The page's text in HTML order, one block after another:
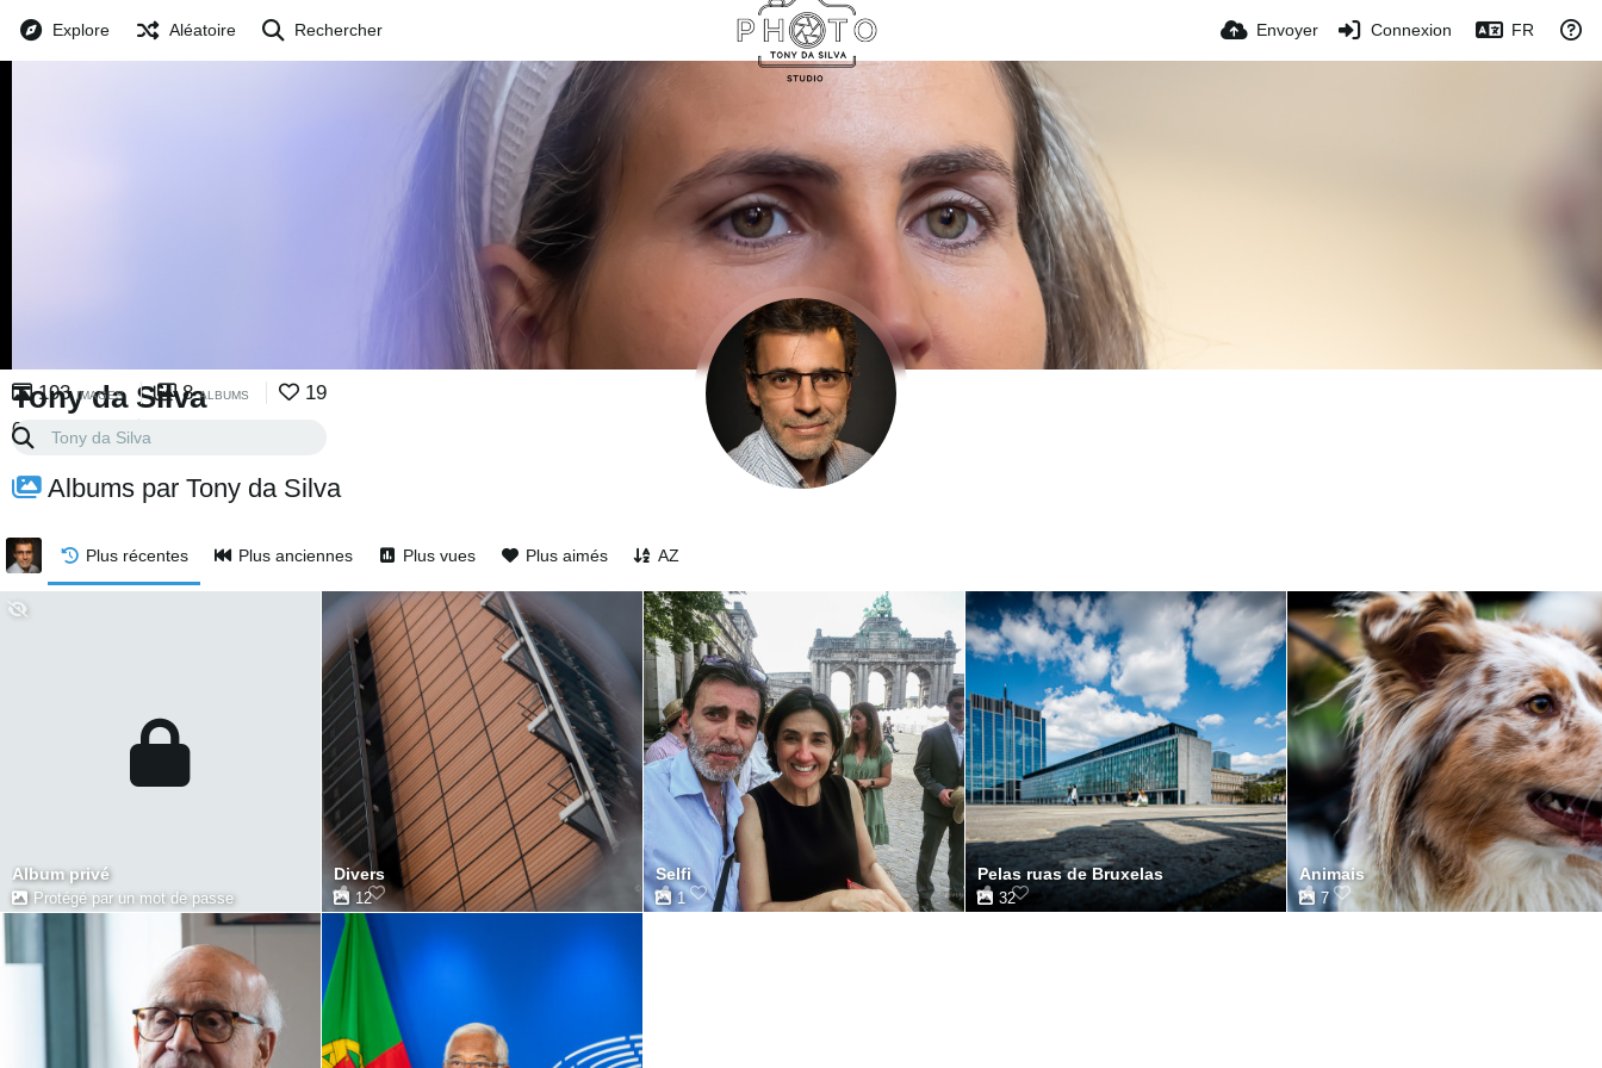
Explore Aléatoire Rechercher Envoyer Connexion FR
Tony da Silva
0 ABONNEMENTS
193 IMAGES 8 ALBUMS 19
Albums par Tony da Silva
Plus récentes Plus anciennes Plus vues Plus aimés AZ
Album privé
Protégé par un mot de passe
Divers
12
Selfi
1
Pelas ruas de Bruxelas
32
Animais
7